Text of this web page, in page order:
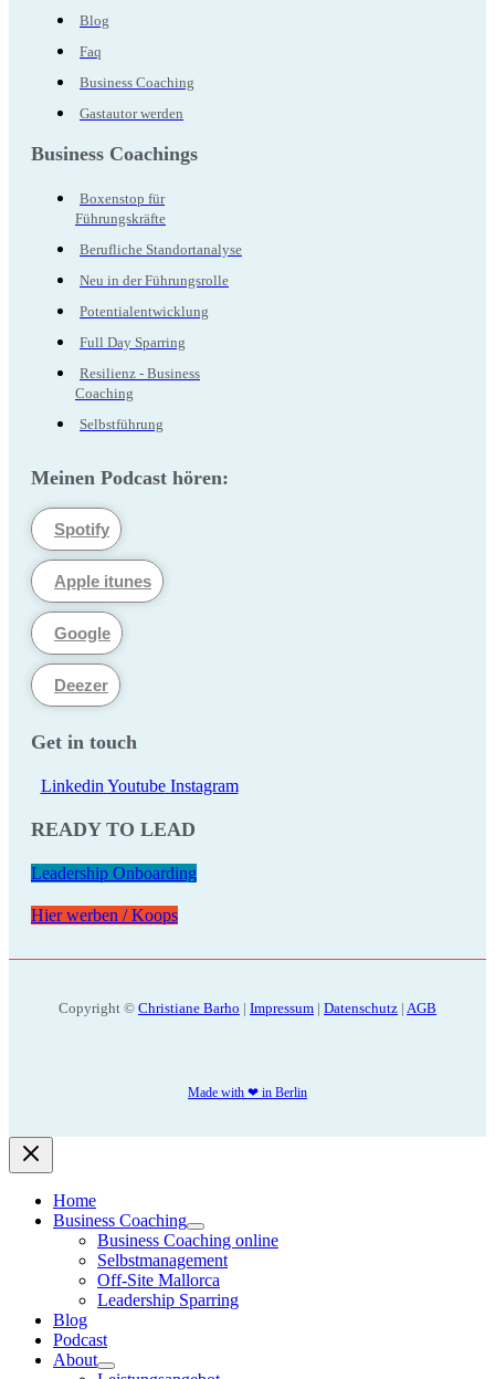
Blog
Faq
Business Coaching
Gastautor werden
Business Coachings
Boxenstop für
Führungskräfte
Berufliche Standortanalyse
Neu in der Führungsrolle
Potentialentwicklung
Full Day Sparring
Resilienz - Business
Coaching
Selbstführung
Meinen Podcast hören:
Spotify
Apple itunes
Google
Deezer
Get in touch
Linkedin Youtube Instagram
READY TO LEAD
Leadership Onboarding
Hier werben / Koops
Copyright © Christiane Barho | Impressum | Datenschutz | AGB
Made with ❤ in Berlin
Home
Business Coaching
Business Coaching online
Selbstmanagement
Off-Site Mallorca
Leadership Sparring
Blog
Podcast
About